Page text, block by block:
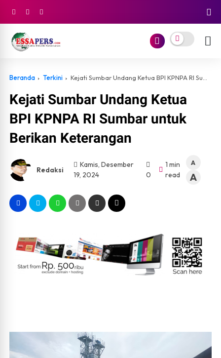
Beranda Terkini Kejati Sumbar Undang Ketua BPI KPNPA RI Sumbar untuk Berikan Keterangan
Kejati Sumbar Undang Ketua
BPI KPNPA RI Sumbar untuk
Berikan Keterangan
Redaksi
Kamis, Desember
19, 2024
0
1 min
read
A
A